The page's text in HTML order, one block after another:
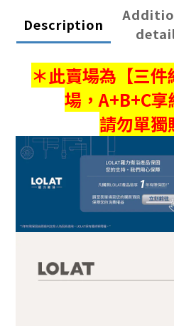
Description
＊此賣場為【三
場，A+B+C享
請勿單獨